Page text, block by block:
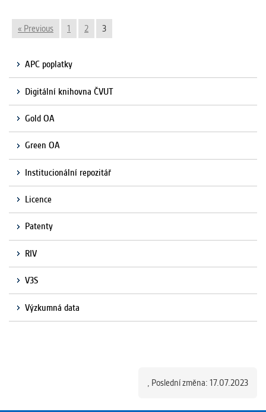
« Previous 1 2 3
APC poplatky
Digitální knihovna ČVUT
Gold OA
Green OA
Institucionální repozitář
Licence
Patenty
RIV
V3S
Výzkumná data
, Poslední změna: 17.07.2023